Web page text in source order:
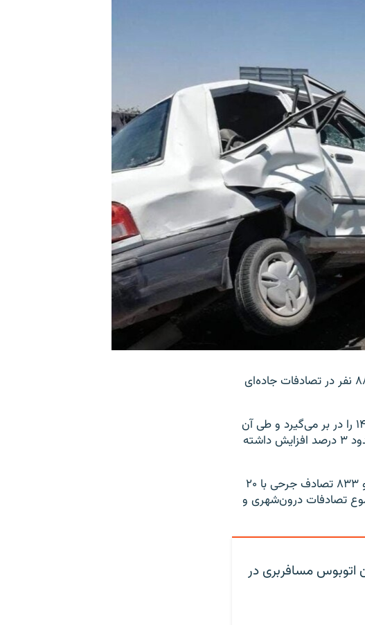
در پایان طرح ترافیکی نوروز ۱۴۰۴، رئیس پلیس راهور فراجا از جان‌باختن ۸۸۰ نفر در تصادفات جاده‌ای
به گفته تیمور حسینی، این بازه زمانی از ۲۵ اسفند ۱۴۰۳ تا ۱۵ فروردین ۱۴۰۴ را در بر می‌گیرد و طی آن
بیش از ۵۵۸ میلیون تردد جاده‌ای ثبت شده که نسبت به نوروز گذشته حدود ۳ درصد افزایش داشته
طبق اعلام پلیس، در این مدت ۷۳۸ فقره تصادف منجر به فوت، ۱۵ هزار و ۸۳۳ تصادف جرحی با ۲۰
است. مجموع تصادفات درون‌شهری و
اتوبوس مسافربری در